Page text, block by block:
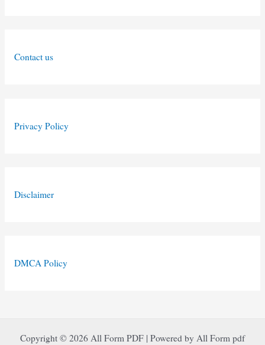
Contact us
Privacy Policy
Disclaimer
DMCA Policy
Copyright © 2026 All Form PDF | Powered by All Form pdf